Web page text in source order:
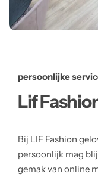
persoonlijke
Lif
Bij LIF Fashion
persoonlijk mag
gemak van online